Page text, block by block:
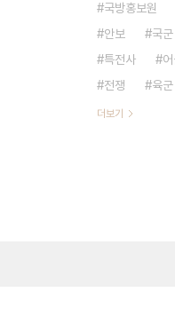
국방홍보원
안보
국군
특전사
전쟁
육군
더보기